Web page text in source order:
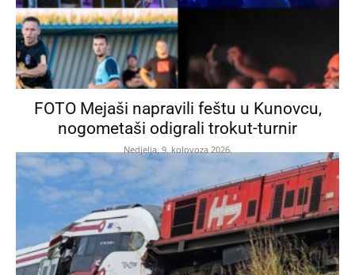
FOTO Mejaši napravili feštu u Kunovcu,
nogometaši odigrali trokut-turnir
Nedjelja, 9. kolovoza 2026.